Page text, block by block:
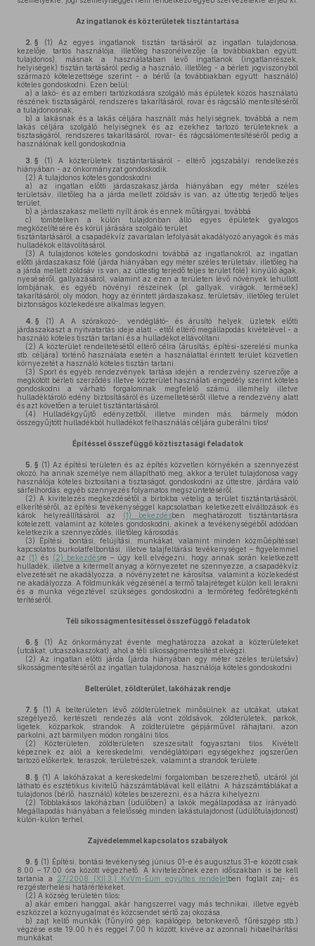
Az ingatlanok és közterületek tisztántartása
2. § (1) Az egyes ingatlanok tisztán tartásáról az ingatlan tulajdonosa,
kezelője, tartós használója, illetőleg haszonélvezője (a továbbiakban együtt:
tulajdonos), másnak a használatában levő ingatlanok (ingatlanrészek,
helyiségek) tisztán tartásáról pedig a használó, illetőleg - a bérleti jogviszonyból
származó kötelezettsége szerint - a bérlő (a továbbiakban együtt: használó)
köteles gondoskodni. Ezen belül:
a) a lakó- és az emberi tartózkodásra szolgáló más épületek közös használatú
részének tisztaságáról, rendszeres takarításáról, rovar és rágcsáló mentesítéséről
a tulajdonosnak,
b) a lakásnak és a lakás céljára használt más helyiségnek, továbbá a nem
lakás céljára szolgáló helyiségnek és az ezekhez tartozó területeknek a
tisztaságáról, rendszeres takarításáról, rovar- és rágcsálómentesítéséről pedig a
használónak kell gondoskodnia.
3. § (1) A közterületek tisztántartásáról - eltérő jogszabályi rendelkezés
hiányában - az önkormányzat gondoskodik.
(2) A tulajdonos köteles gondoskodni
a) az ingatlan előtti járdaszakasz,járda hiányában egy méter széles
területsáv, illetőleg ha a járda mellett zöldsáv is van, az úttestig terjedő teljes
terület,
b) a járdaszakasz melletti nyílt árok és ennek műtárgyai, továbbá
c) tömbtelken a külön tulajdonban álló egyes épületek gyalogos
megközelítésére és körül járására szolgáló terület
tisztántartásáról, a csapadékvíz zavartalan lefolyását akadályozó anyagok és más
hulladékok eltávolításáról.
(3) A tulajdonos köteles gondoskodni továbbá az ingatlanokról, az ingatlan
előtti járdaszakasz fölé (járda hiányában egy méter széles területsáv, illetőleg ha
a járda mellett zöldsáv is van, az úttestig terjedő teljes terület fölé) kinyúló ágak,
nyeséséről, gallyazásáról, valamint az ezen a területen lévő növények lehullott
lombjának, és egyéb növényi részeinek (pl. gallyak, virágok, termések)
takarításáról; oly módon, hogy az érintett járdaszakasz, területsáv, illetőleg terület
biztonságos közlekedésre alkalmas legyen;
4. § (1) A A szórakozó-, vendéglátó- és árusító helyek, üzletek előtti
járdaszakaszt a nyitvatartás ideje alatt - ettől eltérő megállapodás kivételével - a
használó köteles tisztán tartani és a hulladékot eltávolítani.
(2) A közterület rendeltetésétől eltérő célra (árusítás, építési-szerelési munka
stb. céljára) történő használata esetén a használattal érintett terület közvetlen
környezetét a használó köteles tisztán tartani.
(3) Sport és egyéb rendezvények tartása idején a rendezvény szervezője a
megkötött bérleti szerződés illetve közterület használati engedély szerint köteles
gondoskodni a várható forgalomnak megfelelő számú illemhely illetve
hulladéktároló edény biztosításáról és üzemeltetéséről illetve a rendezvény alatt
és azt követően a terület tisztántartásáról.
(4) Hulladékgyűjtő edényzetből, illetve minden más, bármely módon
összegyűjtött hulladékból hulladékot felhasználás céljára guberálni tilos!
Építéssel összefüggő köztisztasági feladatok
5. § (1) Az építési területen és az építés közvetlen környékén a szennyezést
okozó, ha annak személye nem állapítható meg, akkor a terület tulajdonosa vagy
használója köteles biztosítani a tisztaságot, gondoskodni az úttestre, járdára való
sárfelhordás, egyéb szennyezés folyamatos megszüntetéséről.
(2) A kivitelezés megkezdésétől a birtokba vételig a terület tisztántartásáról,
elkerítéséről, az építési tevékenységgel kapcsolatban keletkezett elváltozások és
károk helyreállításáról az
(1) bekezdésben meghatározott tisztántartásra
kötelezett, valamint az köteles gondoskodni, akinek a tevékenységéből adódóan
keletkezik a szennyeződés, illetőleg károsodás.
(3) Építési, bontási, felújítási, munkákat, valamint minden közműépítéssel
kapcsolatos burkolatfelbontási, illetve talajfeltárási tevékenységet – figyelemmel
az (1) és (2) bekezdésre – úgy kell elvégezni, hogy annak során keletkezett
hulladék, illetve a kitermelt anyag a környezetet ne szennyezze, a csapadékvíz
elvezetését ne akadályozza, a növényzetet ne károsítsa, valamint a közlekedést
ne akadályozza. A földmunkák végzésénél a termő talajréteget külön kell lerakni
és a munka végeztével szükséges gondoskodni a termőréteg fedőrétegkénti
terítéséről.
Téli síkosságmentesítéssel összefüggő feladatok
6. § (1) Az önkormányzat évente meghatározza azokat a közterületeket
(utcákat, utcaszakaszokat), ahol a téli síkosságmentesítést elvégzi.
(2) Az ingatlan előtti járda (járda hiányában egy méter széles területsáv)
síkosságmentesítéséről az ingatlan tulajdonosa, használója köteles gondoskodni
Belterület, zöldterület, lakóházak rendje
7. § (1) A belterületen lévő zöldterületnek minősülnek az utcákat, utakat
szegélyező, kertészeti rendezés alá vont zöldsávok, zöldterületek, parkok,
ligetek, közparkok, strandok. A zöldterületre gépjárművel ráhajtani, azon
parkolni, azt bármilyen módon rongálni tilos.
(2) Közterületen, zöldterületen szeszesitalt fogyasztani tilos. Kivételt
képeznek ez alól a kereskedelmi, vendéglátóipari egységekhez jogszerűen
tartozó előkertek, teraszok, területrészek, valamint a strandok területe.
8. § (1) A lakóházakat a kereskedelmi forgalomban beszerezhető, utcáról jól
látható és esztétikus kivitelű házszámtáblával kell ellátni. A házszámtáblákat a
tulajdonos (bérlő, használó) köteles beszerezni, és a házra kihelyezni.
(2) Többlakásos lakóházban (üdülőben) a lakók megállapodása az irányadó.
Megállapodás hiányában a felelősség minden lakástulajdonost (üdülőtulajdonost)
külön-külön terhel.
Zajvédelemmel kapcsolatos szabályok
9. § (1) Építési, bontási tevékenység június 01-e és augusztus 31-e között csak
8.00 – 17.00 óra között végezhető. A kivitelezőnek ezen időszakban is be kell
tartania a 27/2008 (XII.3.) KvVm-Eüm együttes rendeletben foglalt zaj- és
rezgésterhelési határértékeket.
(2) A község területén tilos:
a) akár emberi hanggal, akár hangszerrel vagy más technikai, illetve egyéb
eszközzel a köznyugalmat és közcsendet sértő zaj okozása,
b) zajt keltő munkák (fűnyíró gép, kapálógép, betonkeverő, fűrészgép stb.)
végzése este 19.00 h és reggel 7.00 h között, kivéve az azonnali hibaelhárítási
munkákat.